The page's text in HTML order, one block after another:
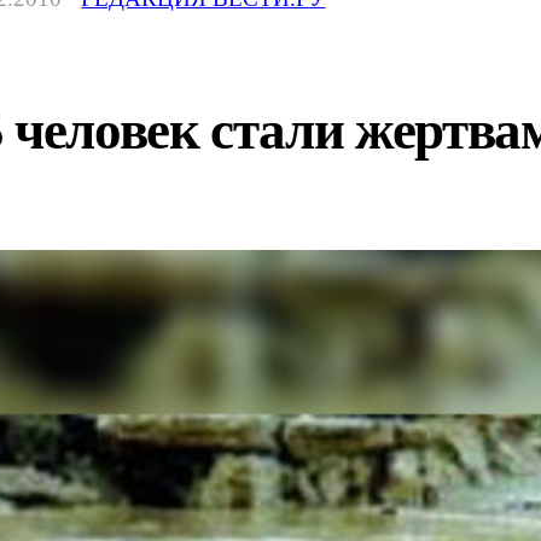
стали